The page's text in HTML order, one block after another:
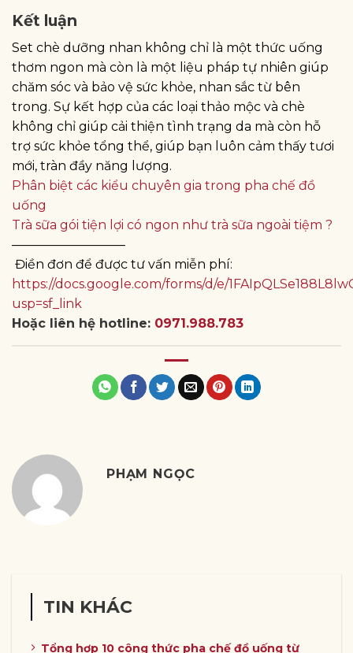
Kết luận
Set chè dưỡng nhan không chỉ là một thức uống
thơm ngon mà còn là một liệu pháp tự nhiên giúp
chăm sóc và bảo vệ sức khỏe, nhan sắc từ bên
trong. Sự kết hợp của các loại thảo mộc và chè
không chỉ giúp cải thiện tình trạng da mà còn hỗ
trợ sức khỏe tổng thể, giúp bạn luôn cảm thấy tươi
mới, tràn đầy năng lượng.
Phân biệt các kiểu chuyên gia trong pha chế đồ
uống
Trà sữa gói tiện lợi có ngon như trà sữa ngoài tiệm ?
—————————
Điền đơn để được tư vấn miễn phí:
https://docs.google.com/forms/d/e/
usp=sf_link
Hoặc liên hệ hotline: 0971.988.783
PHẠM NGỌC
TIN KHÁC
Tổng hợp 10 công thức pha chế đồ uống từ